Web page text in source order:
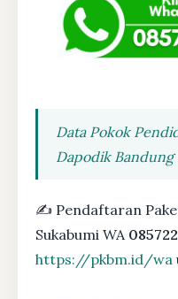
Data Pokok
Dapodik Bandung
✍ Pendaftaran
Sukabumi WA
https://pkbm.id/wa